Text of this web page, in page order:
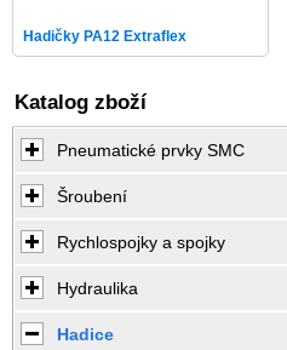
Hadičky PA12 Extraflex
Katalog zboží
Pneumatické prvky SMC
Šroubení
Rychlospojky a spojky
Hydraulika
Hadice